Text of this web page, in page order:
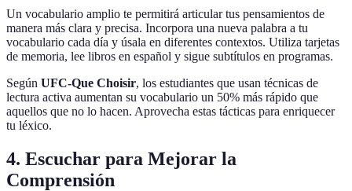
Un vocabulario amplio te permitirá articular tus pensamientos de
manera más clara y precisa. Incorpora una nueva palabra a tu
vocabulario cada día y úsala en diferentes contextos. Utiliza tarjetas
de memoria, lee libros en español y sigue subtítulos en programas.
Según UFC-Que Choisir, los estudiantes que usan técnicas de
lectura activa aumentan su vocabulario un 50% más rápido que
aquellos que no lo hacen. Aprovecha estas tácticas para enriquecer
tu léxico.
4. Escuchar para Mejorar la
Comprensión